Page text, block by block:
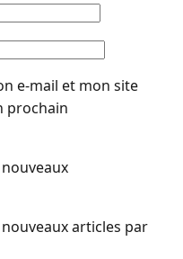
e-mail et mon site
prochain
articles par